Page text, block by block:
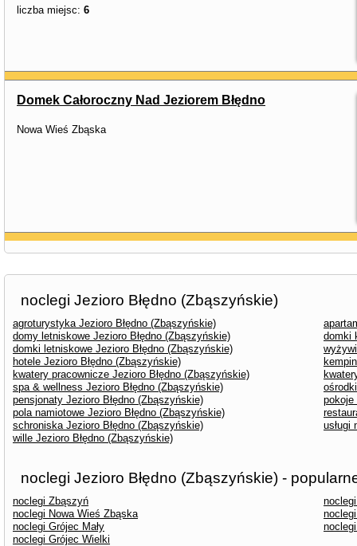
liczba miejsc: 6
Domek Całoroczny Nad Jeziorem Błędno
Nowa Wieś Zbąska
noclegi Jezioro Błędno (Zbąszyńskie)
agroturystyka Jezioro Błędno (Zbąszyńskie)
domy letniskowe Jezioro Błędno (Zbąszyńskie)
domki
domki letniskowe Jezioro Błędno (Zbąszyńskie)
hotele Jezioro Błędno (Zbąszyńskie)
kwatery pracownicze Jezioro Błędno (Zbąszyńskie)
spa & wellness Jezioro Błędno (Zbąszyńskie)
pensjonaty Jezioro Błędno (Zbąszyńskie)
pokoje
pola namiotowe Jezioro Błędno (Zbąszyńskie)
schroniska Jezioro Błędno (Zbąszyńskie)
usługi
wille Jezioro Błędno (Zbąszyńskie)
noclegi Jezioro Błędno (Zbąszyńskie) -
noclegi Zbąszyń
noclegi Nowa Wieś Zbąska
noclegi Grójec Mały
noclegi Grójec Wielki